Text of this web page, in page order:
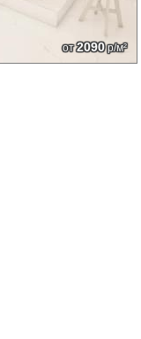
от2090р/м²